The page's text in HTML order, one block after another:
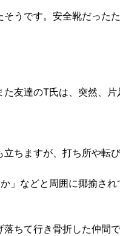
うです。安全靴だった
友達のT氏は、突然、
ちますが、打ち所や転
」などと周囲に揶揄さ
ちて行き骨折した仲